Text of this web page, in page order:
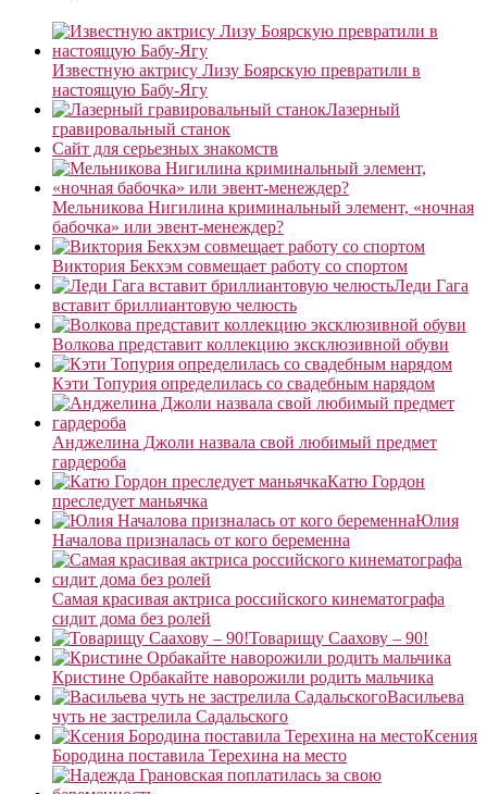
Известную актрису Лизу Боярскую превратили в
настоящую Бабу-Ягу
Лазерный
гравировальный станок
Сайт для серьезных знакомств
Мельникова Нигилина криминальный элемент, «ночная
бабочка» или эвент-менеждер?
Виктория Бекхэм совмещает работу со спортом
Леди Гага
вставит бриллиантовую челюсть
Волкова представит коллекцию эксклюзивной обуви
Кэти Топурия определилась со свадебным нарядом
Анджелина Джоли назвала свой любимый предмет
гардероба
Катю Гордон
преследует маньячка
Юлия
Началова призналась от кого беременна
Самая красивая актриса российского кинематографа
сидит дома без ролей
Товарищу Саахову – 90!
Кристине Орбакайте наворожили родить мальчика
Васильева
чуть не застрелила Садальского
Ксения
Бородина поставила Терехина на место